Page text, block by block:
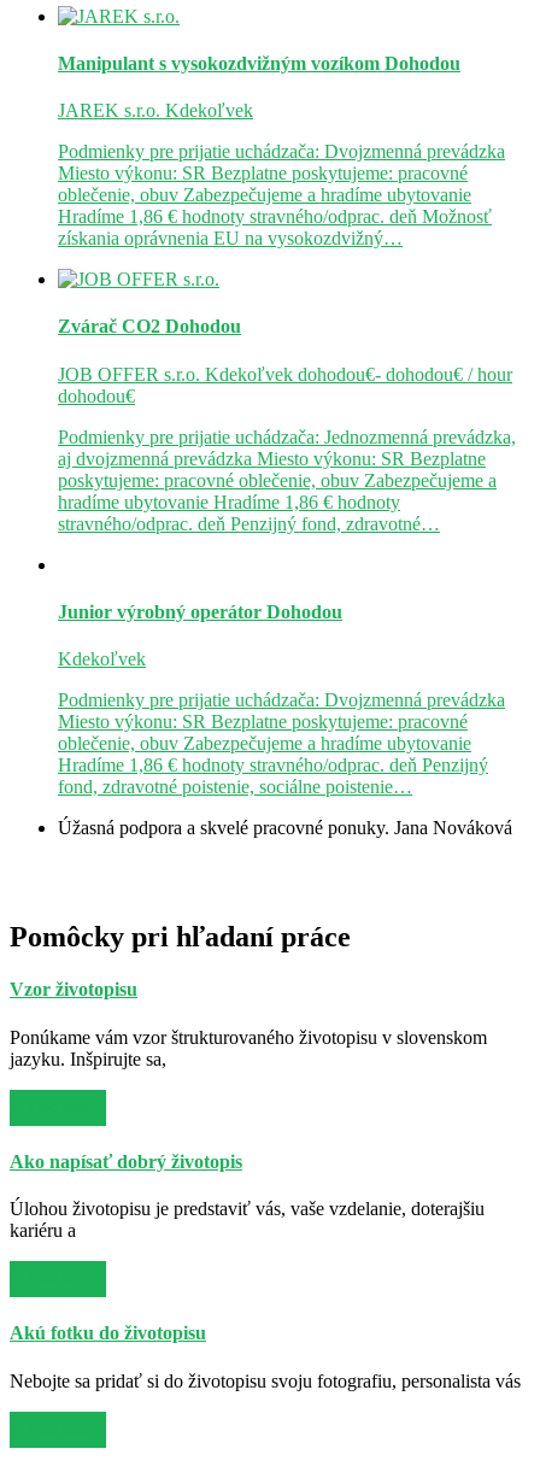
Manipulant s vysokozdvižným vozíkom Dohodou
JAREK s.r.o. Kdekoľvek
Podmienky pre prijatie uchádzača: Dvojzmenná prevádzka
Miesto výkonu: SR Bezplatne poskytujeme: pracovné
oblečenie, obuv Zabezpečujeme a hradíme ubytovanie
Hradíme 1,86 € hodnoty stravného/odprac. deň Možnosť
získania oprávnenia EU na vysokozdvižný…
Zvárač CO2 Dohodou
JOB OFFER s.r.o. Kdekoľvek dohodou€- dohodou€ / hour
dohodou€
Podmienky pre prijatie uchádzača: Jednozmenná prevádzka,
aj dvojzmenná prevádzka Miesto výkonu: SR Bezplatne
poskytujeme: pracovné oblečenie, obuv Zabezpečujeme a
hradíme ubytovanie Hradíme 1,86 € hodnoty
stravného/odprac. deň Penzijný fond, zdravotné…
Junior výrobný operátor Dohodou
Kdekoľvek
Podmienky pre prijatie uchádzača: Dvojzmenná prevádzka
Miesto výkonu: SR Bezplatne poskytujeme: pracovné
oblečenie, obuv Zabezpečujeme a hradíme ubytovanie
Hradíme 1,86 € hodnoty stravného/odprac. deň Penzijný
fond, zdravotné poistenie, sociálne poistenie…
Úžasná podpora a skvelé pracovné ponuky. Jana Nováková
Pomôcky pri hľadaní práce
Vzor životopisu
Ponúkame vám vzor štrukturovaného životopisu v slovenskom
jazyku. Inšpirujte sa,
Ako napísať dobrý životopis
Úlohou životopisu je predstaviť vás, vaše vzdelanie, doterajšiu
kariéru a
Akú fotku do životopisu
Nebojte sa pridať si do životopisu svoju fotografiu, personalista vás